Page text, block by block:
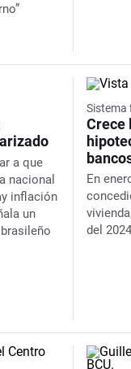
a que
nacional
inflación
un
Sistema
Crece
En
del 2024